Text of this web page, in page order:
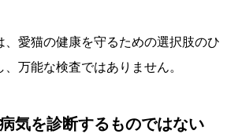
、愛猫の健康を守るための選択肢のひ
万能な検査ではありません。
気を診断するものではない